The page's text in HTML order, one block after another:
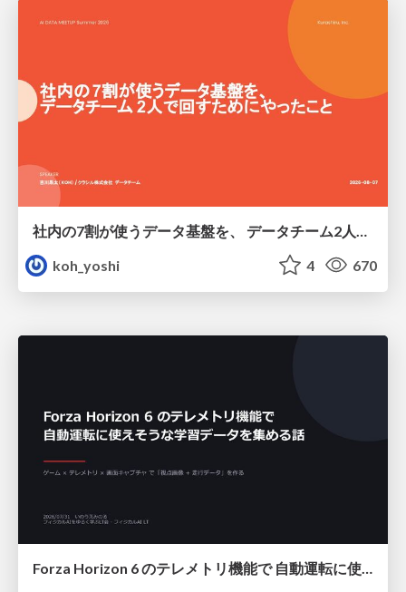
koh_yoshi
4 670
Forza Horizon 6 のテレメトリ機能で 自動運転に使えそうな学習データを集める話